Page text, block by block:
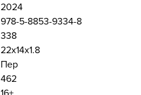
2024
978-5-8853-9334-8
338
22x14x1.8
Пер
462